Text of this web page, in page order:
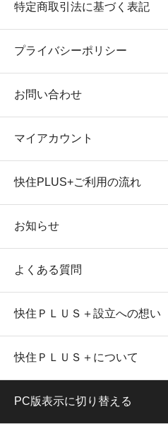
特定商取引法に基づく表記
プライバシーポリシー
お問い合わせ
マイアカウント
快住PLUS+ご利用の流れ
お知らせ
よくある質問
快住ＰＬＵＳ＋設立への想い
快住ＰＬＵＳ＋について
PC版表示に切り替える